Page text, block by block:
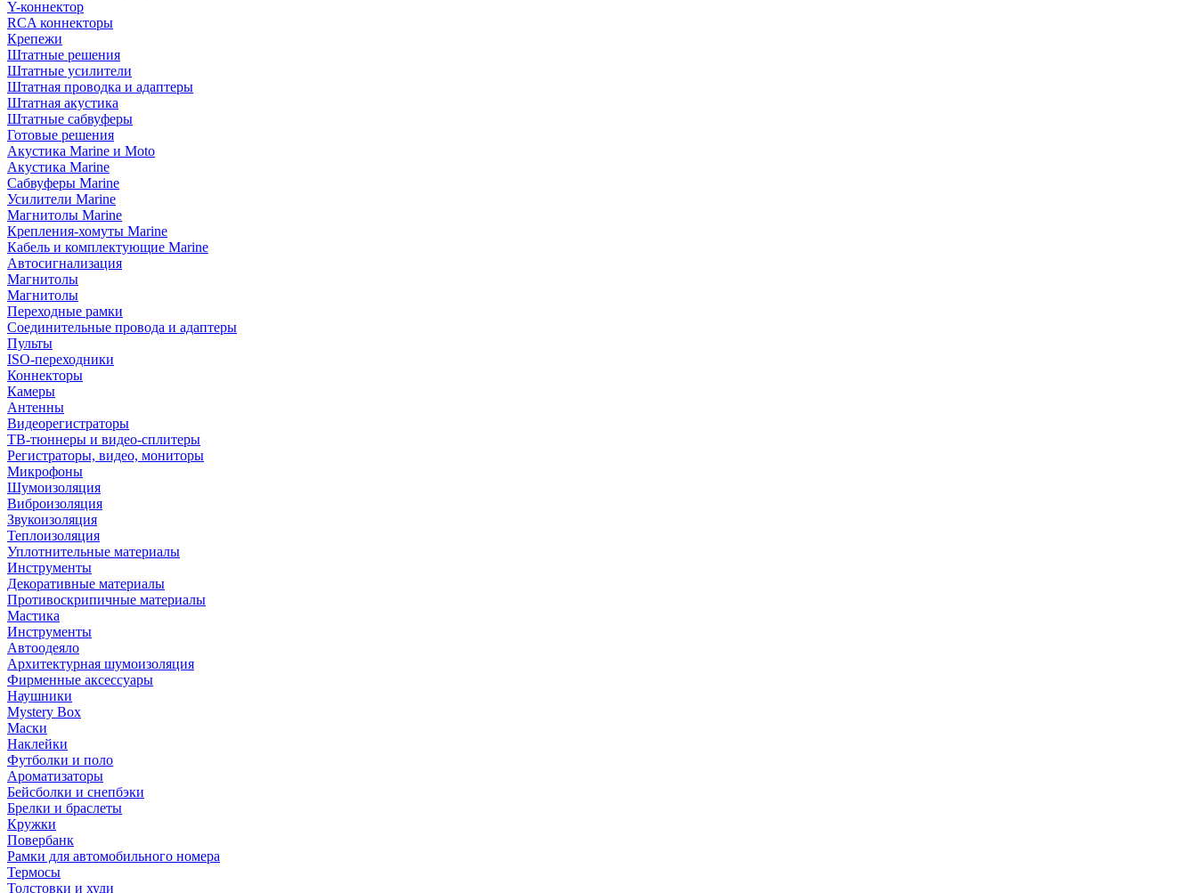
Y-коннектор
RCA коннекторы
Крепежи
Штатные решения
Штатные усилители
Штатная проводка и адаптеры
Штатная акустика
Штатные сабвуферы
Готовые решения
Акустика Marine и Moto
Акустика Marine
Сабвуферы Marine
Усилители Marine
Магнитолы Marine
Крепления-хомуты Marine
Кабель и комплектующие Marine
Автосигнализация
Магнитолы
Магнитолы
Переходные рамки
Соединительные провода и адаптеры
Пульты
ISO-переходники
Коннекторы
Камеры
Антенны
Видеорегистраторы
ТВ-тюннеры и видео-сплитеры
Регистраторы, видео, мониторы
Микрофоны
Шумоизоляция
Виброизоляция
Звукоизоляция
Теплоизоляция
Уплотнительные материалы
Инструменты
Декоративные материалы
Противоскрипичные материалы
Мастика
Инструменты
Автоодеяло
Архитектурная шумоизоляция
Фирменные аксессуары
Наушники
Mystery Box
Маски
Наклейки
Футболки и поло
Ароматизаторы
Бейсболки и снепбэки
Брелки и браслеты
Кружки
Повербанк
Рамки для автомобильного номера
Термосы
Толстовки и худи